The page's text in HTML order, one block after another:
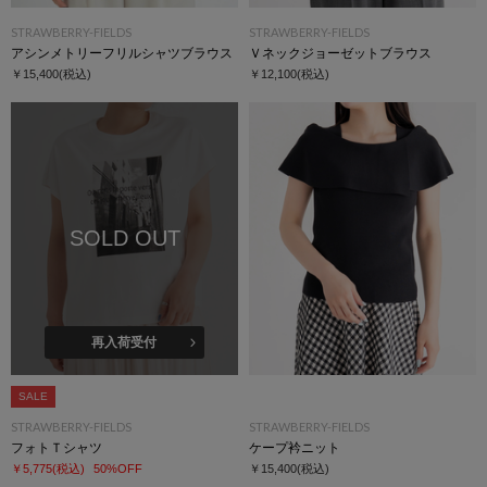
STRAWBERRY-FIELDS
アシンメトリーフリルシャツブラウス
￥15,400(税込)
STRAWBERRY-FIELDS
Ｖネックジョーゼットブラウス
￥12,100(税込)
SOLD OUT
再入荷受付
SALE
STRAWBERRY-FIELDS
フォトＴシャツ
￥5,775(税込) 50%OFF
STRAWBERRY-FIELDS
ケープ衿ニット
￥15,400(税込)